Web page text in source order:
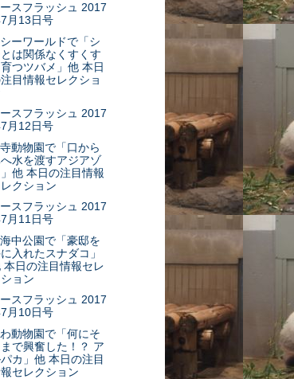
スフラッシュ 2017
月13日号
ーワールドで「シ
は関係なくすくす
育つツバメ」他 本日
目情報セレクショ
スフラッシュ 2017
月12日号
動物園で「口から
水を渡すアジアゾ
他 本日の注目情報
クション
スフラッシュ 2017
月11日号
中公園で「豪邸を
入れたスナダコ」
本日の注目情報セレ
ョン
スフラッシュ 2017
月10日号
動物園で「何にそ
まで興奮した！？ ア
パカ」他 本日の注目
セレクション